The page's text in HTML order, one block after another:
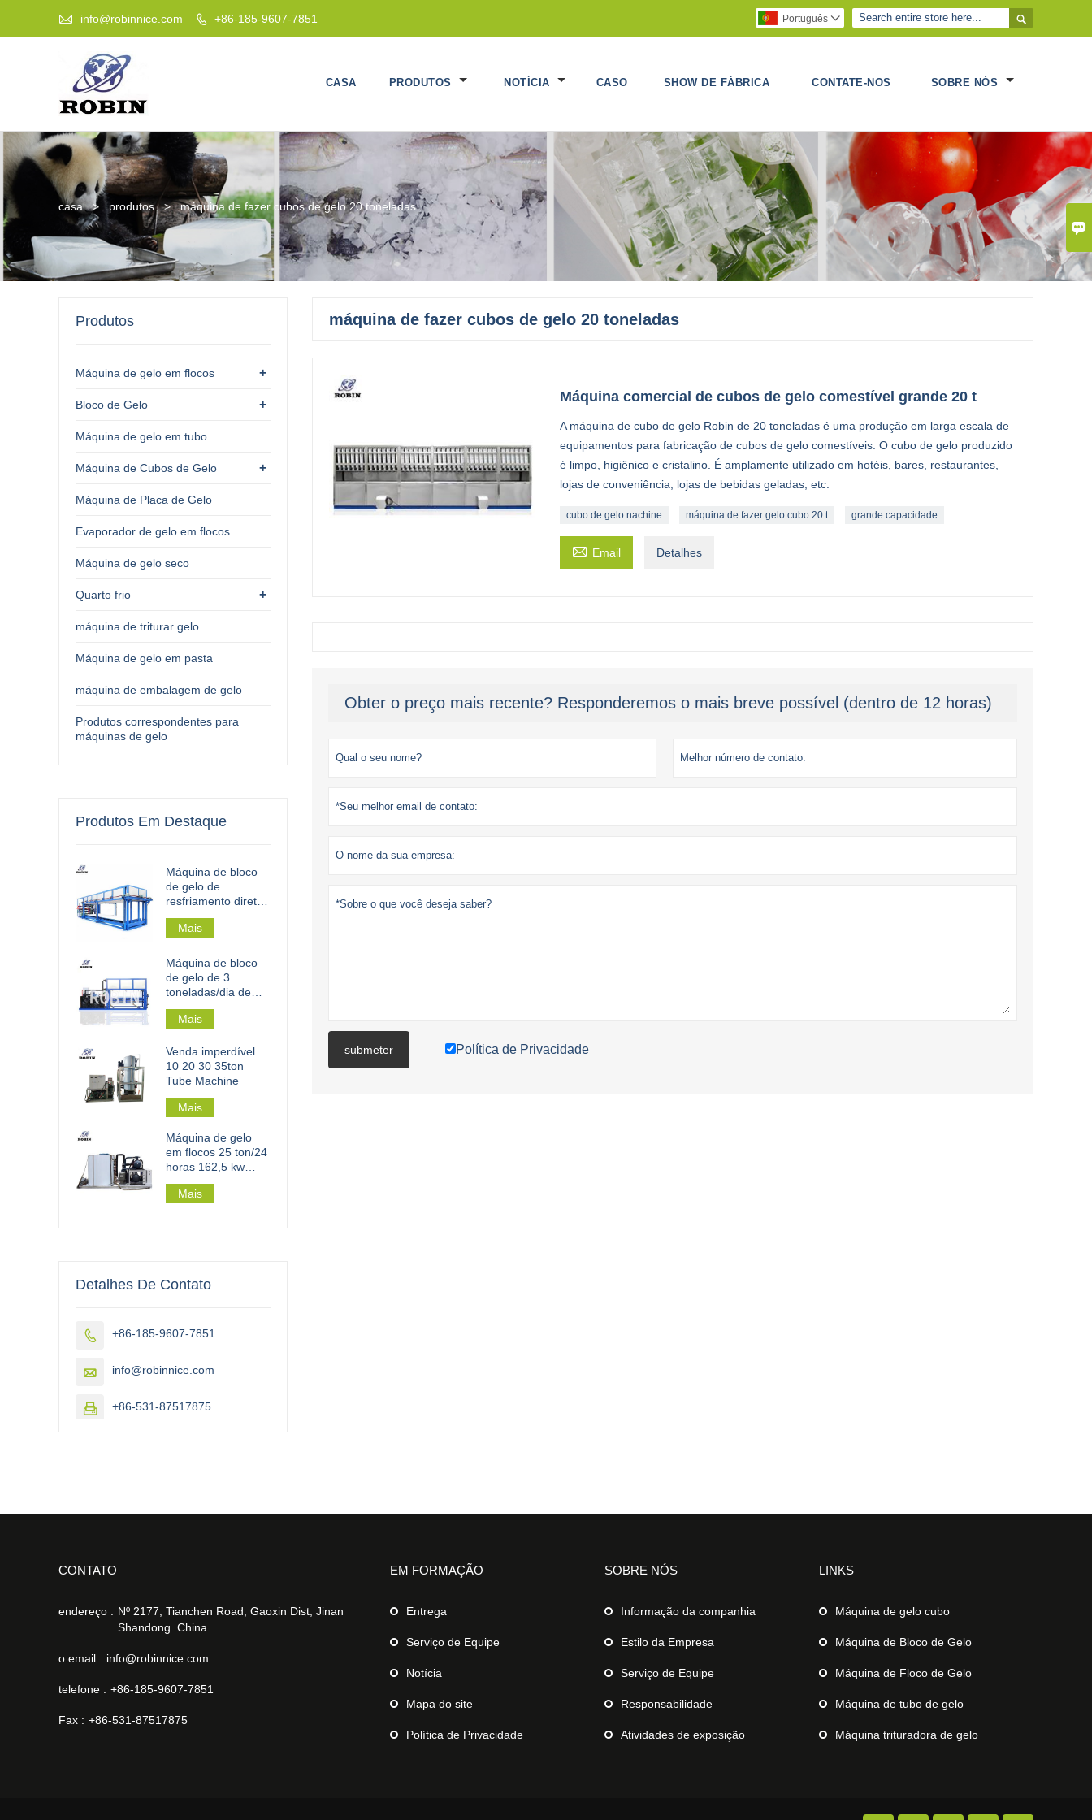

 info@robinnice.com  +86-185-9607-7851 
Português 
CASA PRODUTOS NOTÍCIA CASO SHOW DE FÁBRICA CONTATE-NOS SOBRE NÓS
casa > produtos > máquina de fazer cubos de gelo 20 toneladas
máquina de fazer cubos de gelo 20 toneladas
Máquina comercial de cubos de gelo comestível grande 20 t
A máquina de cubo de gelo Robin de 20 toneladas é uma produção em larga escala de
equipamentos para fabricação de cubos de gelo comestíveis. O cubo de gelo produzido
é limpo, higiênico e cristalino. É amplamente utilizado em hotéis, bares, restaurantes,
lojas de conveniência, lojas de bebidas geladas, etc.
cubo de gelo nachine máquina de fazer gelo cubo 20 t grande capacidade
 Email Detalhes
Obter o preço mais recente? Responderemos o mais breve possível (dentro de 12 horas)
submeter Política de Privacidade
Produtos
+
Máquina de gelo em flocos
+
Bloco de Gelo
Máquina de gelo em tubo
+
Máquina de Cubos de Gelo
Máquina de Placa de Gelo
Evaporador de gelo em flocos
Máquina de gelo seco
+
Quarto frio
máquina de triturar gelo
Máquina de gelo em pasta
máquina de embalagem de gelo
Produtos correspondentes para
máquinas de gelo
Produtos Em Destaque
Máquina de bloco
de gelo de
resfriamento direto
industrial 30 t
Mais
Máquina de bloco
de gelo de 3
toneladas/dia de
resfriamento direto
para
pesca
Mais
Venda imperdível
10 20 30 35ton
Tube Machine
Mais
Máquina de gelo
em flocos 25 ton/24
horas 162,5 kw
para fábrica de gelo
em flocos em
Mais
Detalhes De Contato
 +86-185-9607-7851
 info@robinnice.com
 +86-531-87517875
CONTATO
endereço : Nº 2177, Tianchen Road, Gaoxin Dist, Jinan
Shandong. China
o email : info@robinnice.com
telefone : +86-185-9607-7851
Fax : +86-531-87517875
EM FORMAÇÃO
Entrega
Serviço de Equipe
Notícia
Mapa do site
Política de Privacidade
SOBRE NÓS
Informação da companhia
Estilo da Empresa
Serviço de Equipe
Responsabilidade
Atividades de exposição
LINKS
Máquina de gelo cubo
Máquina de Bloco de Gelo
Máquina de Floco de Gelo
Máquina de tubo de gelo
Máquina trituradora de gelo